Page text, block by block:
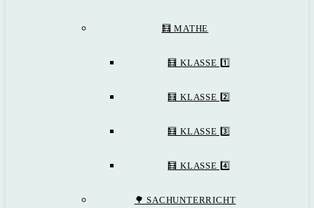
🧮 MATHE
🧮 KLASSE 1️⃣
🧮 KLASSE 2️⃣
🧮 KLASSE 3️⃣
🧮 KLASSE 4️⃣
🌳 SACHUNTERRICHT